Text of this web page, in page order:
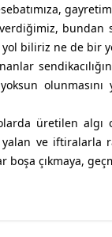
bundan
yol biliriz ne de bir
üretilen
yalan ve
çıkmaya,